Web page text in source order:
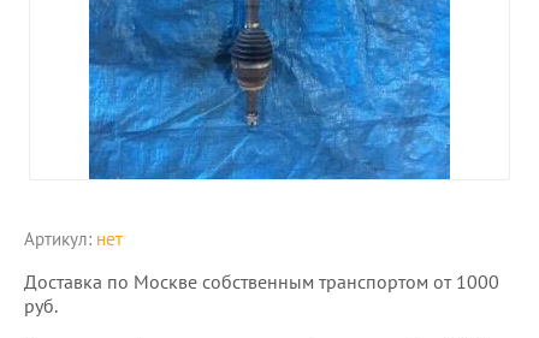
Артикул: нет
Доставка по Москве собственным транспортом от 1000
руб.